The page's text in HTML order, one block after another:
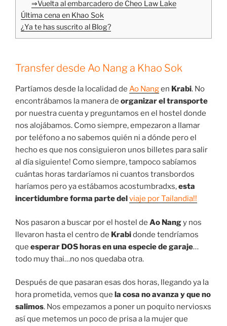
⇒Vuelta al embarcadero de Cheo Law Lake
Última cena en Khao Sok
¿Ya te has suscrito al Blog?
Transfer desde Ao Nang a Khao Sok
Partíamos desde la localidad de Ao Nangen Krabi. No
encontrábamos la manera de organizar el transporte
por nuestra cuenta y preguntamos en el hostel donde
nos alojábamos. Como siempre, empezaron a llamar
por teléfono a no sabemos quién ni a dónde pero el
hecho es que nos consiguieron unos billetes para salir
al día siguiente! Como siempre, tampoco sabíamos
cuántas horas tardaríamos ni cuantos transbordos
haríamos pero ya estábamos acostumbradxs,esta
incertidumbre forma parte del viaje por Tailandia!!
Nos pasaron a buscar por el hostel de Ao Nangy nos
llevaron hasta el centro de Krabidonde tendríamos
que esperar DOS horas en una especie de garaje…
todo muy thai…no nos quedaba otra.
Después de que pasaran esas dos horas, llegando ya la
hora prometida, vemos que la cosa no avanza y que no
salimos. Nos empezamos a poner un poquito nerviosxs
así que metemos un poco de prisa a la mujer que